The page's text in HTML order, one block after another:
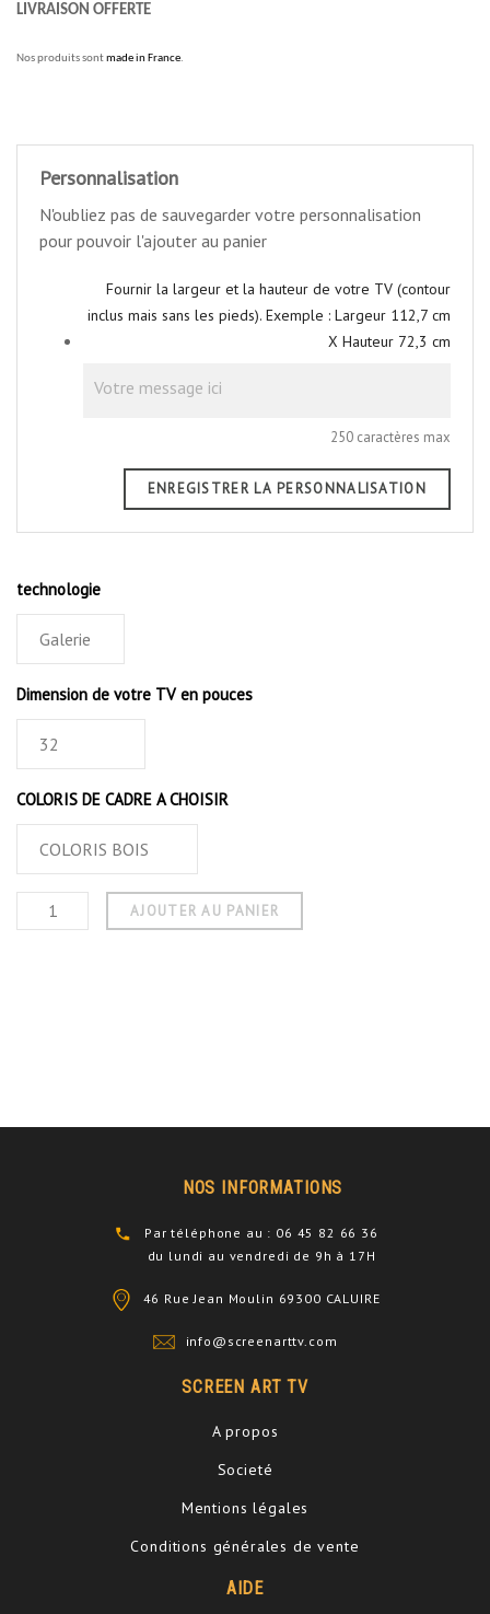
LIVRAISON OFFERTE
Nos produits sontmade in France.
Personnalisation
N'oubliez pas de sauvegarder votre personnalisation
pour pouvoir l'ajouter au panier
Fournir la largeur et la hauteur de votre TV (contour
inclus mais sans les pieds). Exemple : Largeur 112,7 cm
X Hauteur 72,3 cm
250 caractères max
ENREGISTRER LA PERSONNALISATION
technologie
Dimension de votre TV en pouces
COLORIS DE CADRE A CHOISIR
AJOUTER AU PANIER
NOS INFORMATIONS
Par téléphone au : 06 45 82 66 36
du lundi au vendredi de 9h à 17H
46 Rue Jean Moulin 69300 CALUIRE
info@screenarttv.com
SCREEN ART TV
A propos
Societé
Mentions légales
Conditions générales de vente
AIDE